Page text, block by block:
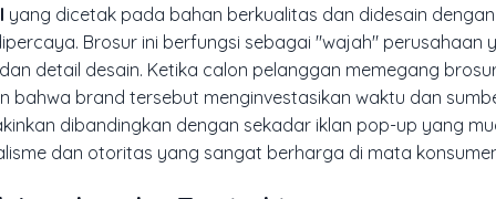
yang dicetak pada bahan berkualitas dan didesain
Brosur ini berfungsi sebagai "wajah" perusahaan
detail desain. Ketika calon pelanggan memegang
bahwa brand tersebut menginvestasikan waktu dan
dibandingkan dengan sekadar iklan pop-up yang
dan otoritas yang sangat berharga di mata